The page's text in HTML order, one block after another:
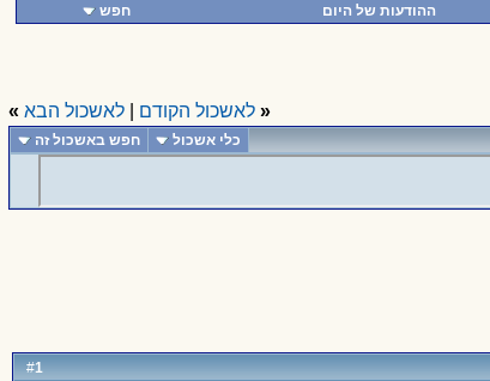
ההודעות של היום חפש
« לאשכול הקודם לאשכול הבא »
כלי אשכול חפש באשכול זה
#
1